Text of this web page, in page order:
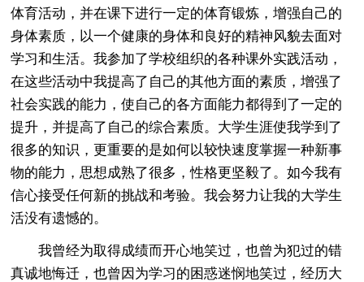
体育活动，并在课下进行一定的体育锻炼，增强自己的
身体素质，以一个健康的身体和良好的精神风貌去面对
学习和生活。我参加了学校组织的各种课外实践活动，
在这些活动中我提高了自己的其他方面的素质，增强了
社会实践的能力，使自己的各方面能力都得到了一定的
提升，并提高了自己的综合素质。大学生涯使我学到了
很多的知识，更重要的是如何以较快速度掌握一种新事
物的能力，思想成熟了很多，性格更坚毅了。如今我有
信心接受任何新的挑战和考验。我会努力让我的大学生
活没有遗憾的。
我曾经为取得成绩而开心地笑过，也曾为犯过的错
真诚地悔迁，也曾因为学习的困惑迷悯地笑过，经历大